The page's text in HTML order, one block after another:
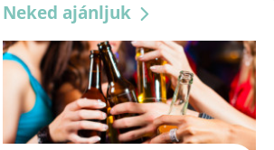
MÉDIAAJÁNLAT
PARTNEREINK
KAPCSOLAT
info@foteldoki.hu Süti beállítások
Neked ajánljuk